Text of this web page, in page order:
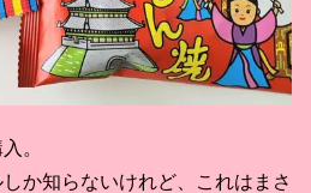
。
か知らないけれど、これはまさ